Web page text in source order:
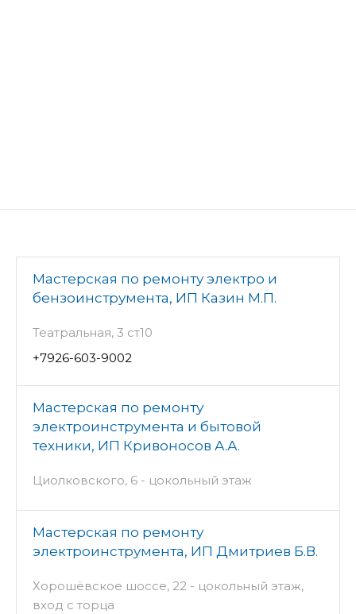
Мастерская по ремонту электро и
бензоинструмента, ИП Казин М.П.
Театральная, 3 ст10
+7926-603-9002
Мастерская по ремонту
электроинструмента и бытовой
техники, ИП Кривоносов А.А.
Циолковского, 6 - цокольный этаж
Мастерская по ремонту
электроинструмента, ИП Дмитриев Б.В.
Хорошёвское шоссе, 22 - цокольный этаж,
вход с торца